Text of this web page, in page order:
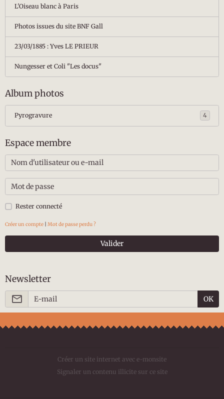
L'Oiseau blanc à Paris
Photos issues du site BNF Gall
23/03/1885 : Yves LE PRIEUR
Nungesser et Coli "Les docus"
Album photos
Pyrogravure 4
Espace membre
Rester connecté
Créer un compte | Mot de passe perdu ?
Valider
Newsletter
OK
Créer un site internet avec e-monsite
Signaler un contenu illicite sur ce site